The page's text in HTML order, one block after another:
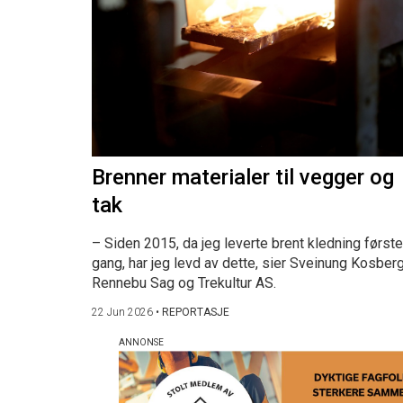
Brenner materialer til vegger og
tak
– Siden 2015, da jeg leverte brent kledning første
gang, har jeg levd av dette, sier Sveinung
Rennebu Sag og Trekultur AS.
22 Jun 2026 • REPORTASJE